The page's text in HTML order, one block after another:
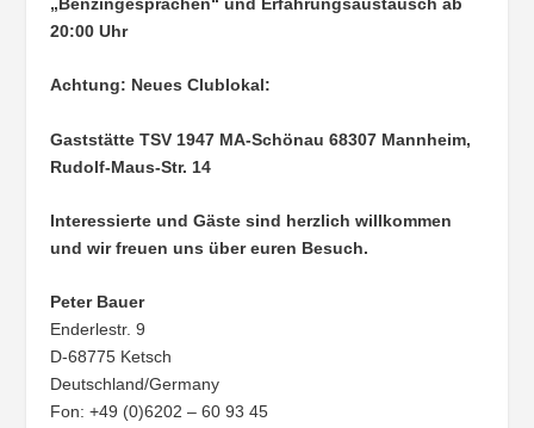
20:00 Uhr
Achtung: Neues Clublokal:
Gaststätte TSV 1947 MA-Schönau68307 Mannheim,
Rudolf-Maus-Str. 14
Interessierte und Gäste sind herzlich willkommen
und wir freuen uns über euren Besuch.
Peter Bauer
Enderlestr. 9
D-68775 Ketsch
Deutschland/Germany
Fon: +49 (0)6202 – 60 93 45